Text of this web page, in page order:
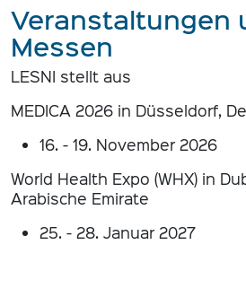
Veranstaltungen
Messen
LESNI stellt aus
MEDICA 2026 in Düsseldorf,
16. - 19. November 2026
World Health Expo (WHX) in
Arabische Emirate
25. - 28. Januar 2027